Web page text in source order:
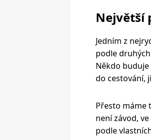
Největší
Jedním z
podle
Někdo
do cestování,
Přesto máme
není závod,
podle